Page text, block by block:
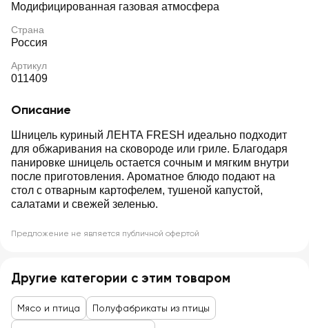
Модифицированная газовая атмосфера
Страна
Россия
Артикул
011409
Описание
Шницель куриный ЛЕНТА FRESH идеально подходит
для обжаривания на сковороде или гриле. Благодаря
панировке шницель остается сочным и мягким внутри
после приготовления. Ароматное блюдо подают на
стол с отварным картофелем, тушеной капустой,
салатами и свежей зеленью.
Предложение не является публичной офертой
Другие категории с этим товаром
Мясо и птица Полуфабрикаты из птицы